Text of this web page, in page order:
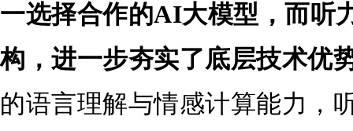
一选择合作的AI大模型，而听
构，进一步夯实了底层技术优
的语言理解与情感计算能力，